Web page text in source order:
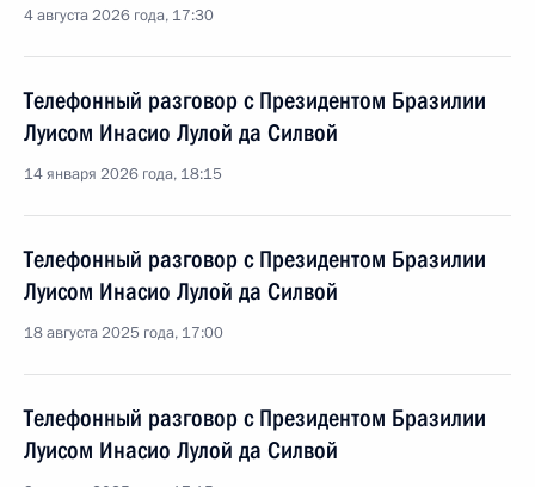
4 августа 2026 года, 17:30
Телефонный разговор с Президентом Бразилии
Луисом Инасио Лулой да Силвой
14 января 2026 года, 18:15
Телефонный разговор с Президентом Бразилии
Луисом Инасио Лулой да Силвой
18 августа 2025 года, 17:00
Телефонный разговор с Президентом Бразилии
Луисом Инасио Лулой да Силвой